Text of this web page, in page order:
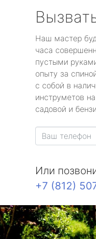
Наш мастер
часа
пустыми
опыту за
с собой в
инструметов
садовой и
Или
+7 (812)